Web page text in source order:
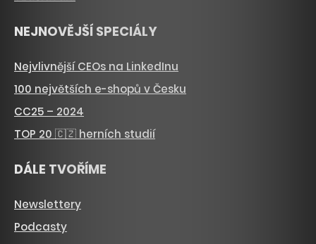
NEJNOVĚJŠÍ SPECIÁLY
Nejvlivnější CEOs na LinkedInu
100 největších e-shopů v Česku
CC25 – 2024
TOP 20 🇨🇿 herních studií
DÁLE TVOŘÍME
Newslettery
Podcasty